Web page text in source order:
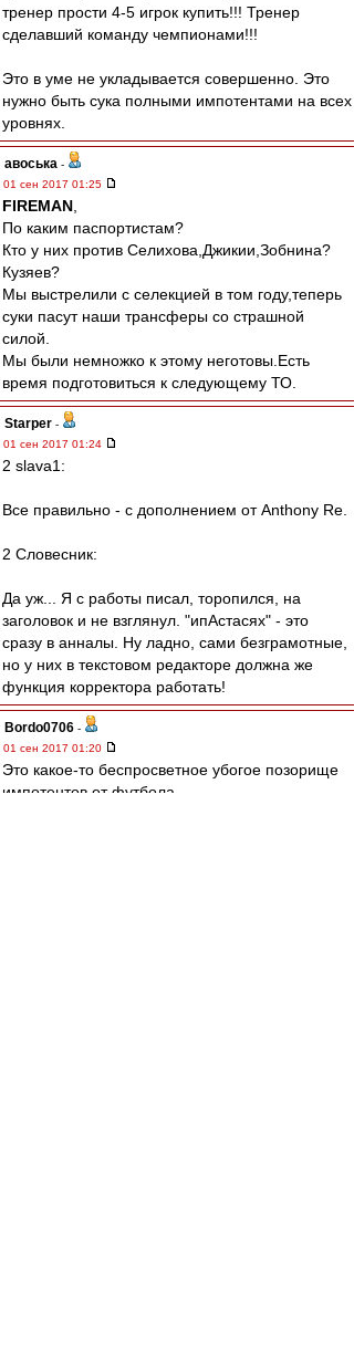
тренер прости 4-5 игрок купить!!! Тренер
сделавший команду чемпионами!!!
Это в уме не укладывается совершенно. Это
нужно быть сука полными импотентами на всех
уровнях.
авоська -
01 сен 2017 01:25
FIREMAN
По каким паспортистам?
Кто у них против Селихова,Джикии,Зобнина?
Кузяев?
Мы выстрелили с селекцией в том году,теперь
суки пасут наши трансферы со страшной
силой.
Мы были немножко к этому неготовы.Есть
время подготовиться к следующему ТО.
Starper -
01 сен 2017 01:24
2 slava1:
Все правильно - с дополнением от Anthony Re.
2 Словесник:
Да уж... Я с работы писал, торопился, на
заголовок и не взглянул. "ипАстасях" - это
сразу в анналы. Ну ладно, сами безграмотные,
но у них в текстовом редакторе должна же
функция корректора работать!
Bordo0706 -
01 сен 2017 01:20
Это какое-то беспросветное убогое позорище
импотентов от футбола.